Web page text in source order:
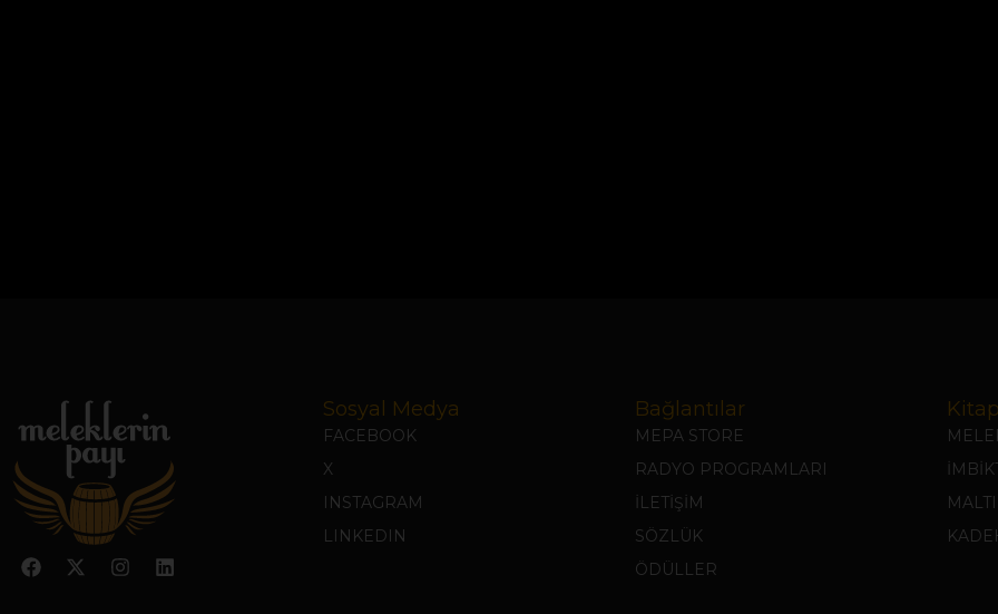
Sosyal Medya
FACEBOOK
X
INSTAGRAM
LINKEDIN
Bağlantılar
MEPA STORE
RADYO PROGRAMLARI
İLETİŞİM
SÖZLÜK
ÖDÜLLER